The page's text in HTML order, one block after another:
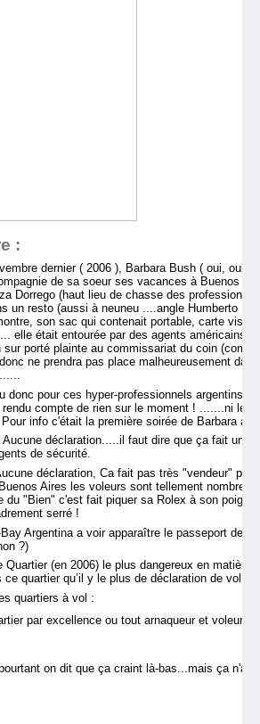
:
dernier ( 2006 ), Barbara Bush ( oui,
de sa soeur ses vacances à Buenos
Dorrego (haut lieu de chasse des
un resto (aussi à neuneu ....angle Humberto
son sac qui contenait portable, carte visa,
elle était entourée par des agents américains
sur porté plainte au commissariat du coin
ne prendra pas place malheureusement
donc pour ces hyper-professionnels argentins
rendu compte de rien sur le moment ! .......ni les
info c'était la première soirée de Barbara à
déclaration.....il faut dire que ça fait un
de sécurité.
déclaration, Ca fait pas très "vendeur"
Aires les voleurs sont tellement
du "Bien" c'est fait piquer sa Rolex à son
serré !
Argentina a voir apparaître le passeport de
?)
Quartier (en 2006) le plus dangereux en matière
quartier qu’il y le plus de déclaration de vol.
quartiers à vol :
par excellence ou tout arnaqueur et voleur
on dit que ça craint là-bas...mais ça